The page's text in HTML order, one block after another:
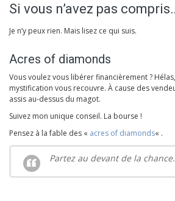
Si vous n’avez pas
Je n’y peux rien. Mais lisez ce qui suis.
Acres of diamonds
Vous voulez vous libérer financièrement ?
mystification vous recouvre. À cause des
assis au-dessus du magot.
Suivez mon unique conseil. La bourse !
Pensez à la fable des « acres of diamonds« .
Partez au devant de la